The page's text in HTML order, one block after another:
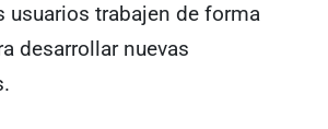
usuarios trabajen de forma
desarrollar nuevas